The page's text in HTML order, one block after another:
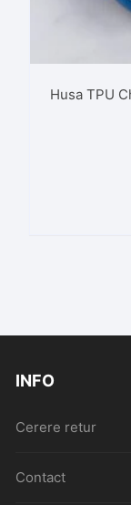
Husa TPU
INFO
Cerere retur
Contact